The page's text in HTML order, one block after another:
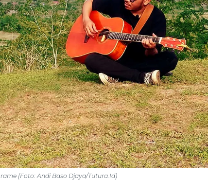
(Foto: Andi Baso Djaya/Tutura.Id)